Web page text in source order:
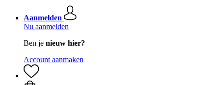
Aanmelden
Nu aanmelden
Ben je nieuw hier?
Account aanmaken